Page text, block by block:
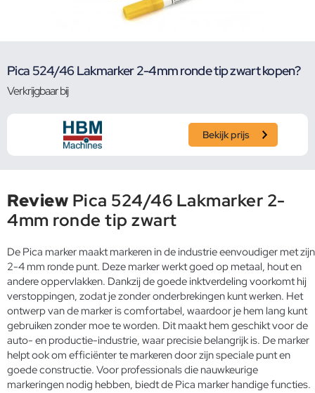
Pica 524/46 Lakmarker 2-4mm ronde tip zwart kopen?
Verkrijgbaar bij
Bekijk prijs
Review Pica 524/46 Lakmarker 2-
4mm ronde tip zwart
De Pica marker maakt markeren in de industrie eenvoudiger met zijn
2-4 mm ronde punt. Deze marker werkt goed op metaal, hout en
andere oppervlakken. Dankzij de goede inktverdeling voorkomt hij
verstoppingen, zodat je zonder onderbrekingen kunt werken. Het
ontwerp van de marker is comfortabel, waardoor je hem lang kunt
gebruiken zonder moe te worden. Dit maakt hem geschikt voor de
auto- en productie-industrie, waar precisie belangrijk is. De marker
helpt ook om efficiënter te markeren door zijn speciale punt en
goede constructie. Voor professionals die nauwkeurige
markeringen nodig hebben, biedt de Pica marker handige functies.